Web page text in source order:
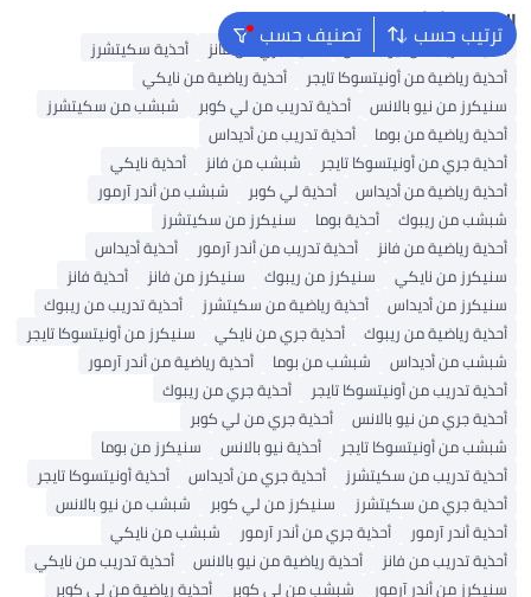
ترتيب حسب تصنيف حسب البحث الشائع
أحذية تدريب من نيو بالانس أحذية جري من فانز
أحذية سكيتشرز
أحذية رياضية من أونيتسوكا تايجر
أحذية رياضية من نايكي
سنيكرز من نيو بالانس
أحذية تدريب من لي كوبر
شبشب من سكيتشرز
أحذية رياضية من بوما
أحذية تدريب من أديداس
أحذية جري من أونيتسوكا تايجر
شبشب من فانز
أحذية نايكي
أحذية رياضية من أديداس
أحذية لي كوبر
شبشب من أندر آرمور
شبشب من ريبوك
أحذية بوما
سنيكرز من سكيتشرز
أحذية رياضية من فانز
أحذية تدريب من أندر آرمور
أحذية أديداس
سنيكرز من نايكي
سنيكرز من ريبوك سنيكرز من فانز
أحذية فانز
سنيكرز من أديداس
أحذية رياضية من سكيتشرز
أحذية تدريب من ريبوك
أحذية رياضية من ريبوك
أحذية جري من نايكي
سنيكرز من أونيتسوكا تايجر
شبشب من أديداس
شبشب من بوما
أحذية رياضية من أندر آرمور
أحذية تدريب من أونيتسوكا تايجر
أحذية جري من ريبوك
أحذية جري من نيو بالانس
أحذية جري من لي كوبر
شبشب من أونيتسوكا تايجر
أحذية نيو بالانس
سنيكرز من بوما
أحذية تدريب من سكيتشرز
أحذية جري من أديداس
أحذية أونيتسوكا تايجر
أحذية جري من سكيتشرز
سنيكرز من لي كوبر
شبشب من نيو بالانس
أحذية أندر آرمور
أحذية جري من أندر آرمور
شبشب من نايكي
أحذية تدريب من فانز
أحذية رياضية من نيو بالانس
أحذية تدريب من نايكي
سنيكرز من أندر آرمور
شبشب من لي كوبر
أحذية رياضية من لي كوبر